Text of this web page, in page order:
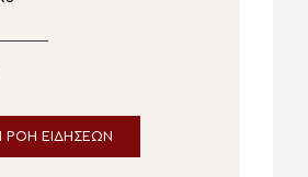
ΡΟΗ ΕΙΔΗΣΕΩΝ